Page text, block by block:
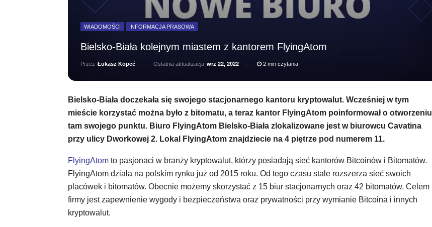
WIADOMOŚCI INFORMACJA PRASOWA
Bielsko-Biała kolejnym miastem z kantorem FlyingAtom
Przez Łukasz Kopeć Ostatnia aktualizacja wrz 22, 2022 2 min czytania
Bielsko-Biała doczekała się swojego stacjonarnego kantoru kryptowalut. Wcześniej w tym
mieście korzystać można było z bitomatu, a teraz kantor FlyingAtom poinformował o otworzeniu
tam swojego punktu. Biuro FlyingAtom Bielsko-Biała zlokalizowane jest w biurowcu Cavatina
przy ulicy Dworkowej 2. Lokal FlyingAtom znajdziecie na 4 piętrze pod numerem 11.
FlyingAtomto pasjonaci w branży kryptowalut, którzy posiadają sieć kantorów Bitcoinów i Bitomatów.
FlyingAtom działa na polskim rynku już od 2015 roku. Od tego czasu stale rozszerza sieć swoich
placówek i bitomatów. Obecnie możemy skorzystać z 15 biur stacjonarnych oraz 42 bitomatów. Celem
firmy jest zapewnienie wygody i bezpieczeństwa oraz prywatności przy wymianie Bitcoina i innych
kryptowalut.